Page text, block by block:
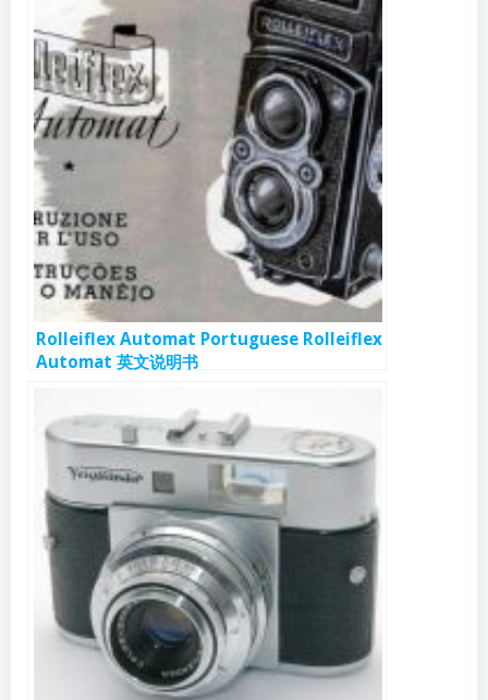
Rolleiflex Automat Portuguese Rolleiflex
Automat 英文说明书